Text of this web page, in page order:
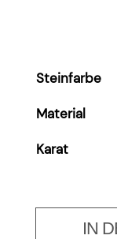
Steinfarbe
Material
Karat
IN